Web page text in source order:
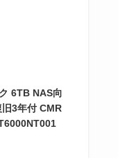
6TB NAS向
3年付 CMR